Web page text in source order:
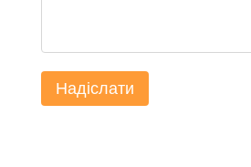
Надіслати